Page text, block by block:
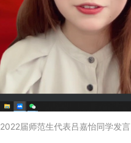
2022届师范生代表吕嘉怡同学发言